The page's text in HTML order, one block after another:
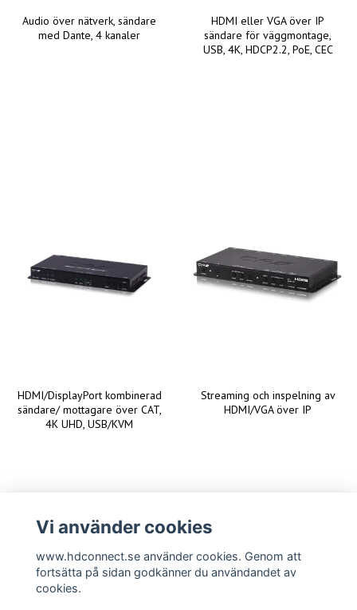
Audio över nätverk, sändare
med Dante, 4 kanaler
HDMI eller VGA över IP
sändare för väggmontage,
USB, 4K, HDCP2.2, PoE, CEC
HDMI/DisplayPort kombinerad
sändare/ mottagare över CAT,
4K UHD, USB/KVM
Streaming och inspelning av
HDMI/VGA över IP
Vi använder cookies
www.hdconnect.se använder cookies. Genom att
fortsätta på sidan godkänner du användandet av
cookies.